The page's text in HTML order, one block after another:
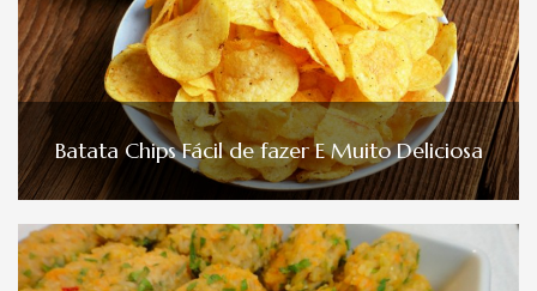
Batata Chips Fácil de fazer E Muito Deliciosa